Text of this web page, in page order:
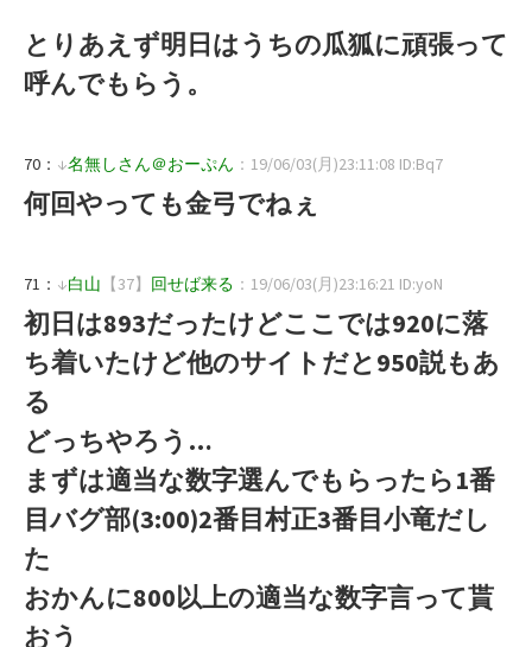
とりあえず明日はうちの瓜狐に頑張って
呼んでもらう。
70： ↓名無しさん＠おーぷん ：19/06/03(月)23:11:08 ID:Bq7
何回やっても金弓でねぇ
71： ↓白山 【37】 回せば来る ：19/06/03(月)23:16:21 ID:yoN
初日は893だったけどここでは920に落
ち着いたけど他のサイトだと950説もあ
る
どっちやろう…
まずは適当な数字選んでもらったら1番
目バグ部(3:00)2番目村正3番目小竜だし
た
おかんに800以上の適当な数字言って貰
おう